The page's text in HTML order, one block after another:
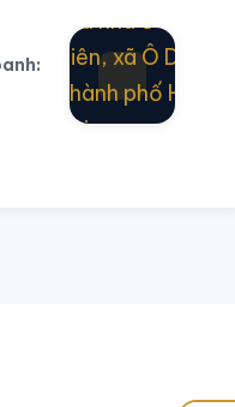
Khu nhà ở Xã Ô
Diên, xã Ô Diên,
Thành phố Hà
Nội